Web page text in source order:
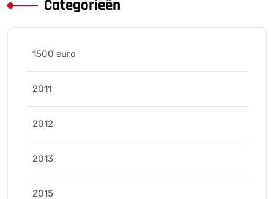
Categorieën
1500 euro
2011
2012
2013
2015